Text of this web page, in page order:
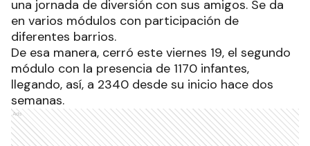
una jornada de diversión con sus amigos. Se da
en varios módulos con participación de
diferentes barrios.
De esa manera, cerró este viernes 19, el segundo
módulo con la presencia de 1170 infantes,
llegando, así, a 2340 desde su inicio hace dos
semanas.
Ads